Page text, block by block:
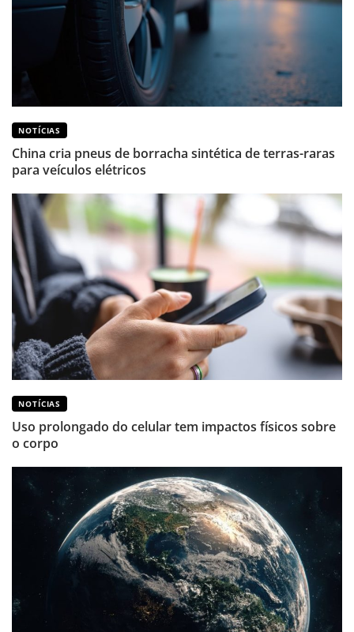
NOTÍCIAS
China cria pneus de borracha sintética de terras-raras
para veículos elétricos
NOTÍCIAS
Uso prolongado do celular tem impactos físicos sobre
o corpo